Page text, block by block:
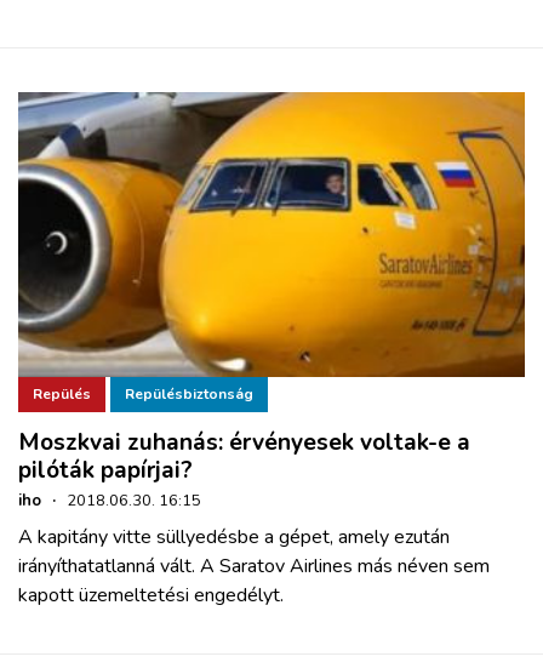
Repülés Repülésbiztonság
Moszkvai zuhanás: érvényesek voltak-e a
pilóták papírjai?
iho · 2018.06.30. 16:15
A kapitány vitte süllyedésbe a gépet, amely ezután
irányíthatatlanná vált. A Saratov Airlines más néven sem
kapott üzemeltetési engedélyt.